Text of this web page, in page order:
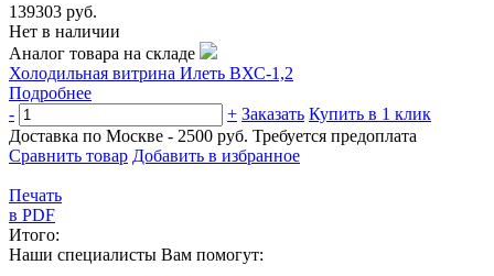
139303 руб.
Нет в наличии
Аналог товара на складе
Холодильная витрина Илеть ВХС-1,2
Подробнее
-
+ Заказать Купить в 1 клик
Доставка по Москве - 2500 руб. Требуется предоплата
Сравнить товар Добавить в избранное
Печать
в PDF
Итого:
Наши специалисты Вам помогут: